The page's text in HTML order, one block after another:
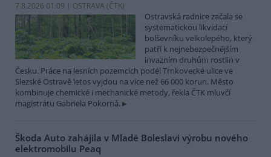
7.8.2026 01:09 | OSTRAVA (ČTK)
Ostravská radnice začala se
systematickou likvidací
bolševníku velkolepého, který
patří k nejnebezpečnějším
invazním druhům rostlin v
Česku. Práce na lesních pozemcích podél Trnkovecké ulice ve
Slezské Ostravě letos vyjdou na více než 66 000 korun. Město
kombinuje chemické i mechanické metody, řekla ČTK mluvčí
magistrátu Gabriela Pokorná.
Škoda Auto zahájila v Mladé Boleslavi výrobu nového
elektromobilu Peaq